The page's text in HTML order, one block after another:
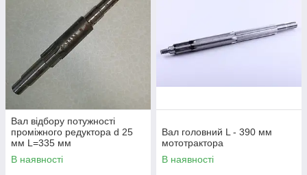
Вал відбору потужності
проміжного редуктора d 25
мм L=335 мм
В наявності
Вал головний L - 390 мм
мототрактора
В наявності